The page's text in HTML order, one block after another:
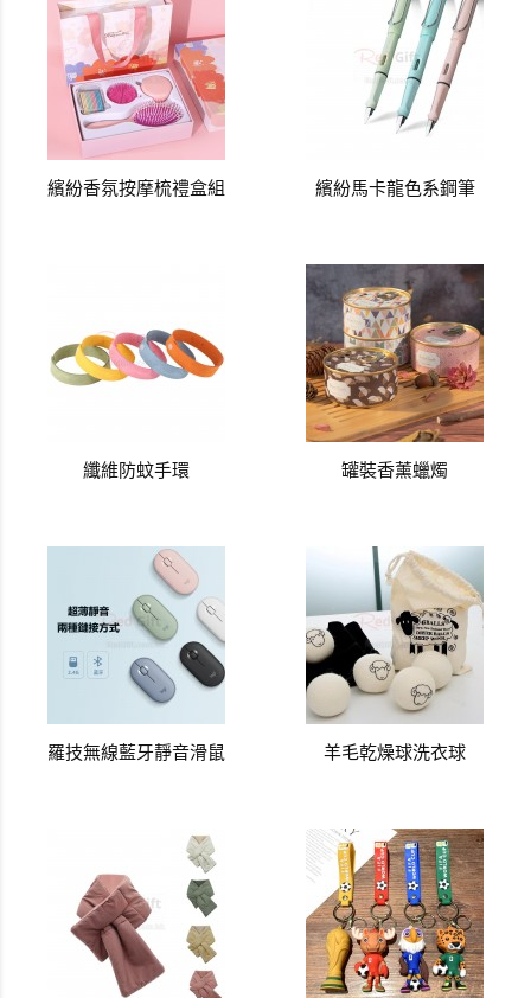
繽紛香氛按摩梳禮盒組 繽紛馬卡龍色系鋼筆
纖維防蚊手環 罐裝香薰蠟燭
羅技無線藍牙靜音滑鼠 羊毛乾燥球洗衣球